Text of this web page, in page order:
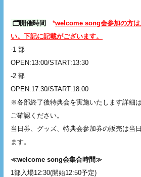
🗂️開催時間 *welcome song会参加の方は
い。下記に記載がございます。
-1 部
OPEN:13:00/START:13:30
-2 部
OPEN:17:30/START:18:00
※各部終了後特典会を実施いたします詳細
ご確認ください。
当日券、グッズ、特典会参加券の販売は当
ます。
≪welcome song会集合時間≫
1部入場12:30(開始12:50予定)